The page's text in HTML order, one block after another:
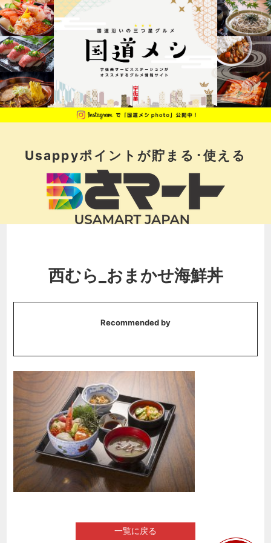
Usappyポイントが貯まる･使える
西むら_おまかせ海鮮丼
Recommended by
一覧に戻る